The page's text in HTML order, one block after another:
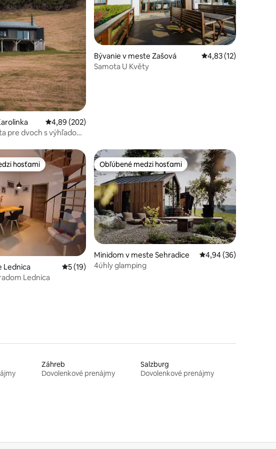
5, počet hodnotení: 34
Priemerné ohodnotenie 4,89 z 5, počet hodnotení: 202
4,89 (202)
pre dvoch s výhľadom
Bývanie v meste Zašová Priemerné
4,83 (12)
Samota U Květy
5, počet hodnotení: 25
medzi hosťami
hosťami
Lednica Priemerné ohodnotenie 5 z 5, počet hodnotení: 19
5 (19)
Lednica
Obľúbené medzi hosťami
Obľúbené medzi hosťami
Minidom v meste Sehradice Priemerné
4,94 (36)
4úhly glamping
Záhreb
Dovolenkové prenájmy
Salzburg
Dovolenkové prenájmy